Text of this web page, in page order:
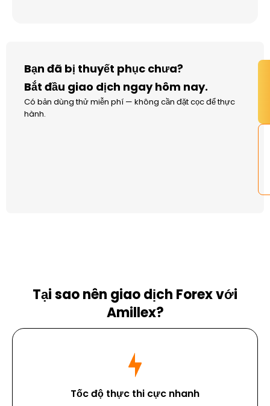
Bạn đã bị thuyết phục chưa?
Bắt đầu giao dịch ngay hôm nay.
Có bản dùng thử miễn phí — không cần đặt cọc để thực
hành.
Tại sao nên giao dịch Forex với
Amillex?
Tốc độ thực thi cực nhanh